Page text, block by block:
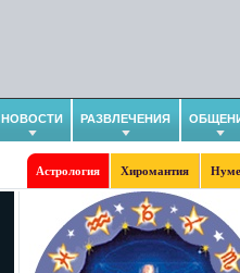
НОВОСТИ РАЗВЛЕЧЕНИЯ
Астрология Хиромантия